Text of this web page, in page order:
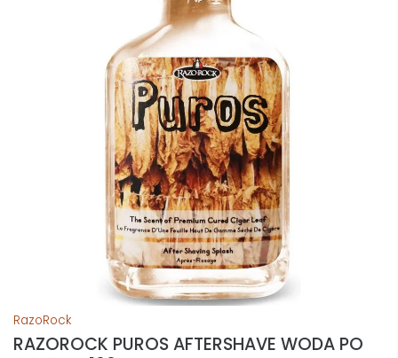
RazoRock
RAZOROCK PUROS AFTERSHAVE WODA PO